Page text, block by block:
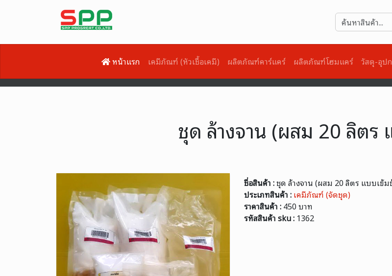
หน้าแรก เคมีภัณฑ์ (หัวเชื้อเคมี) ผลิตภัณฑ์คาร์แคร์ ผลิตภัณฑ์โฮมแคร์ วัสดุ-อุป
ชุด ล้างจาน (ผสม 20 ลิตร
ชื่อสินค้า :ชุด ล้างจาน (ผสม 20 ลิตร แบบเข้
ประเภทสินค้า :เคมีภัณฑ์ (จัดชุด)
ราคาสินค้า :450 บาท
รหัสสินค้า sku : 1362